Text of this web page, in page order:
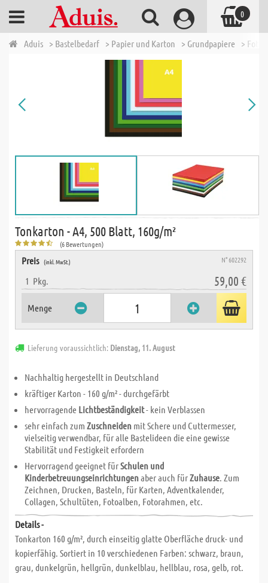
Aduis > Bastelbedarf > Papier und Karton > Grundpapiere >
Tonkarton - A4, 500 Blatt, 160g/m²
(6 Bewertungen)
Preis (inkl. MwSt.) N° 602292
1 Pkg. 59,00 €
Menge
Lieferung voraussichtlich: Dienstag, 11. August
Nachhaltig hergestellt in Deutschland
kräftiger Karton - 160 g/m² - durchgefärbt
hervorragende Lichtbeständigkeit- kein Verblassen
sehr einfach zum Zuschneiden mit Schere und Cuttermesser,
vielseitig verwendbar, für alle Bastelideen die eine gewisse
Stabilität und Festigkeit erfordern
Hervorragend geeignet fürSchulen und
Kinderbetreuungseinrichtungenaber auch fürZuhause. Zum
Zeichnen, Drucken, Basteln, für Karten, Adventkalender,
Collagen, Schultüten, Fotoalben, Fotorahmen, etc.
Details -
Tonkarton 160 g/m², durch einseitig glatte Oberfläche druck- und
kopierfähig. Sortiert in 10 verschiedenen Farben: schwarz, braun,
grau, dunkelgrün, hellgrün, dunkelblau, hellblau, rosa, gelb, rot.
0